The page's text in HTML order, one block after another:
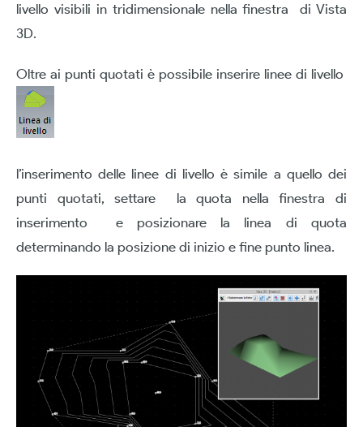
livello visibili in tridimensionale nella finestra di Vista
3D.
Oltre ai punti quotati è possibile inserire linee di livello
l’inserimento delle linee di livello è simile a quello dei
punti quotati, settare la quota nella finestra di
inserimento e posizionare la linea di quota
determinando la posizione di inizio e fine punto linea.